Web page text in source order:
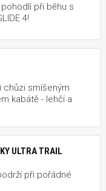
při běhu s
4!
chůzi smíšeným
kabátě - lehčí a
ULTRA TRAIL
při pořádné